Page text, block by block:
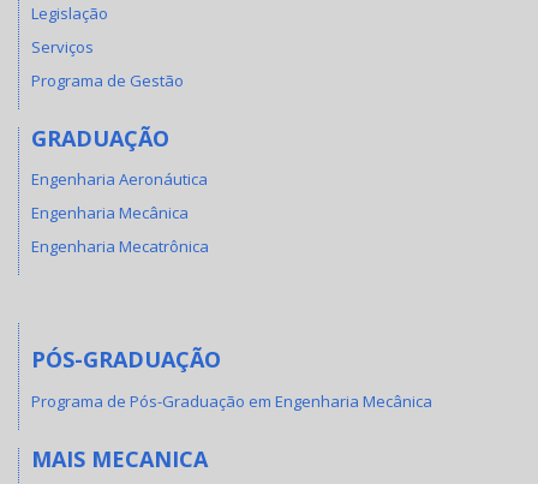
Legislação
Serviços
Programa de Gestão
GRADUAÇÃO
Engenharia Aeronáutica
Engenharia Mecânica
Engenharia Mecatrônica
PÓS-GRADUAÇÃO
Programa de Pós-Graduação em Engenharia Mecânica
MAIS MECANICA